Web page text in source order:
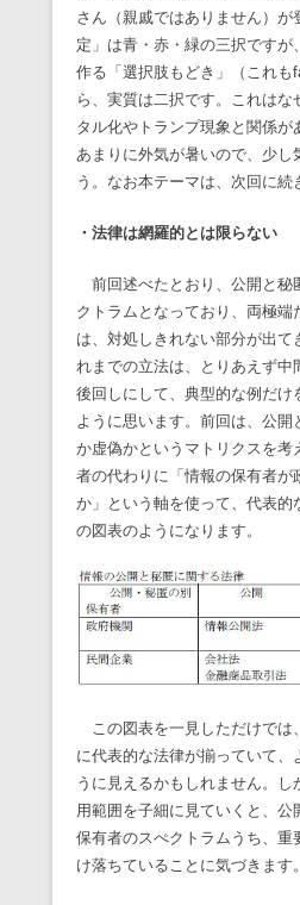
さん（親戚ではありません）が
定」は青・赤・緑の三択ですが
作る「選択肢もどき」（これも
ら、実質は二択です。これは
タル化やトランプ現象と関係
あまりに外気が暑いので、少し
う。なお本テーマは、次回に続
・法律は網羅的とは限らない
前回述べたとおり、公開と秘
クトラムとなっており、両極端
は、対処しきれない部分が出て
れまでの立法は、とりあえず中
後回しにして、典型的な例だけ
ように思います。前回は、公開
か虚偽かというマトリクスを考
者の代わりに「情報の保有者が
か」という軸を使って、代表的
の図表のようになります。
この図表を一見しただけでは
に代表的な法律が揃っていて、
うに見えるかもしれません。し
用範囲を子細に見ていくと、公
保有者のスぺクトラムうち、重
け落ちていることに気づきます。